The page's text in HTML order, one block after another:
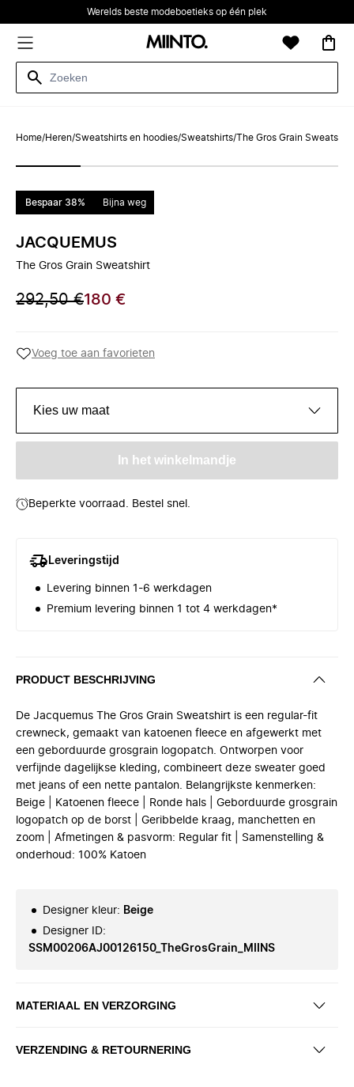
Werelds beste modeboetieks op één plek
Home/Heren/Sweatshirts en hoodies/Sweatshirts/The Gros Grain Sweatshirt
Bespaar 38% Bijna weg
JACQUEMUS
The Gros Grain Sweatshirt
292,50 €180 €
Voeg toe aan favorieten
Kies uw maat
In het winkelmandje
Beperkte voorraad. Bestel snel.
Leveringstijd
Levering binnen 1-6 werkdagen
Premium levering binnen 1 tot 4 werkdagen*
PRODUCT BESCHRIJVING
De Jacquemus The Gros Grain Sweatshirt is een regular-fit
crewneck, gemaakt van katoenen fleece en afgewerkt met
een geborduurde grosgrain logopatch. Ontworpen voor
verfijnde dagelijkse kleding, combineert deze sweater goed
met jeans of een nette pantalon. Belangrijkste kenmerken:
Beige | Katoenen fleece | Ronde hals | Geborduurde grosgrain
logopatch op de borst | Geribbelde kraag, manchetten en
zoom | Afmetingen & pasvorm: Regular fit | Samenstelling &
onderhoud: 100% Katoen
Designer kleur: Beige
Designer ID:
SSM00206AJ00126150_TheGrosGrain_MIINS
MATERIAAL EN VERZORGING
VERZENDING & RETOURNERING